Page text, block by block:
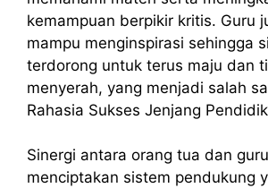
kemampuan berpikir kritis. Guru
mampu menginspirasi sehingga
terdorong untuk terus maju dan
menyerah, yang menjadi salah
Rahasia Sukses Jenjang
Sinergi antara orang tua dan
menciptakan sistem pendukung